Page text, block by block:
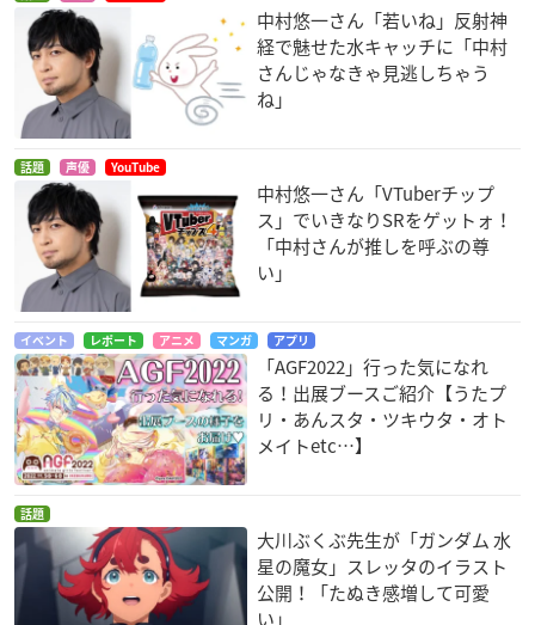
中村悠一さん「若いね」反射神
経で魅せた水キャッチに「中村
さんじゃなきゃ見逃しちゃう
ね」
話題 声優 YouTube
中村悠一さん「VTuberチップ
ス」でいきなりSRをゲットォ！
「中村さんが推しを呼ぶの尊
い」
イベント レポート アニメ マンガ アプリ
「AGF2022」行った気になれ
る！出展ブースご紹介【うたプ
リ・あんスタ・ツキウタ・オト
メイトetc…】
話題
大川ぶくぶ先生が「ガンダム 水
星の魔女」スレッタのイラスト
公開！「たぬき感増して可愛
い」